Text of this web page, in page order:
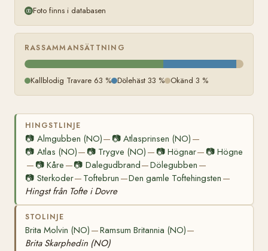
Foto finns i databasen
RASSAMMANSÄTTNING
Kallblodig Travare 63 % Dölehäst 33 % Okänd 3 %
HINGSTLINJE
📷 Almgubben (NO)— 📷Atlasprinsen (NO) —
📷 Atlas (NO)— 📷 Trygve (NO) — 📷 Högnar— 📷 Högne
— 📷Kåre —📷 Dalegudbrand—Dölegubben —
📷 Sterkoder— Toftebrun —Den gamle Toftehingsten —
Hingst från Tofte i Dovre
STOLINJE
Brita Molvin (NO) —Ramsum Britannia (NO)—
Brita Skarphedin (NO)